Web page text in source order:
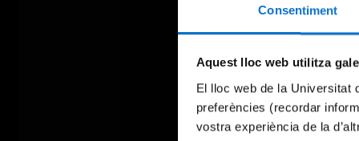
Consentiment
Aquest lloc web utilitza
El lloc web de la Universitat
preferències (recordar
vostra experiència de la